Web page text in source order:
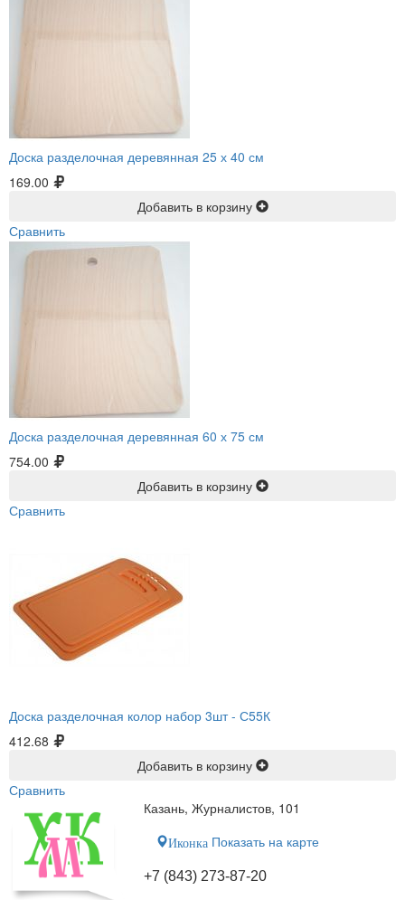
Доска разделочная деревянная 25 х 40 см
169.00
Добавить в корзину
Сравнить
Доска разделочная деревянная 60 х 75 см
754.00
Добавить в корзину
Сравнить
Доска разделочная колор набор 3шт - С55К
412.68
Добавить в корзину
Сравнить
Казань, Журналистов, 101
Иконка Показать на карте
+7 (843) 273-87-20